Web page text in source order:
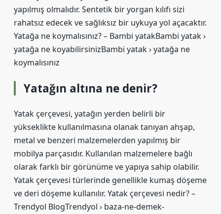
yapılmış olmalıdır. Sentetik bir yorgan kılıfı sizi
rahatsız edecek ve sağlıksız bir uykuya yol açacaktır.
Yatağa ne koymalısınız? – Bambi yatakBambi yatak ›
yatağa ne koyabilirsinizBambi yatak › yatağa ne
koymalısınız
Yatağın altına ne denir?
Yatak çerçevesi, yatağın yerden belirli bir
yükseklikte kullanılmasına olanak tanıyan ahşap,
metal ve benzeri malzemelerden yapılmış bir
mobilya parçasıdır. Kullanılan malzemelere bağlı
olarak farklı bir görünüme ve yapıya sahip olabilir.
Yatak çerçevesi türlerinde genellikle kumaş döşeme
ve deri döşeme kullanılır. Yatak çerçevesi nedir? –
Trendyol BlogTrendyol › baza-ne-demek-